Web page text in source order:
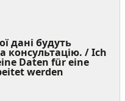
дані будуть
консультацію. / Ich
Daten für eine
werden